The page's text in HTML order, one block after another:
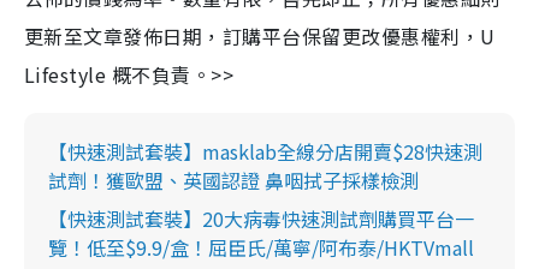
更新至文章發佈日期，訂購平台保留更改優惠權利，U
Lifestyle 概不負責。>>
【快速測試套裝】masklab全線分店開賣$28快速測
試劑！獲歐盟、英國認證 鼻咽拭子採樣檢測
【快速測試套裝】20大病毒快速測試劑購買平台一
覽！低至$9.9/盒！屈臣氏/萬寧/阿布泰/HKTVmall